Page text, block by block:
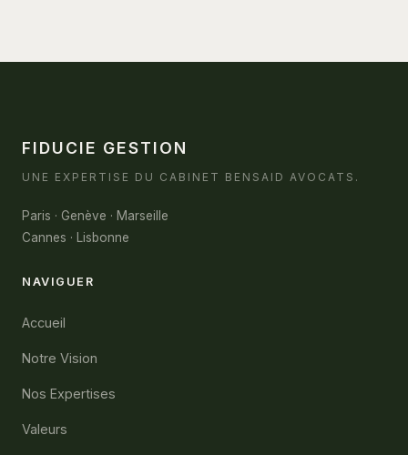
FIDUCIE GESTION
UNE EXPERTISE DU CABINET BENSAID AVOCATS.
Paris · Genève · Marseille
Cannes · Lisbonne
NAVIGUER
Accueil
Notre Vision
Nos Expertises
Valeurs